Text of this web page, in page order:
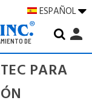
ESPAÑOL
DE
person
PARA